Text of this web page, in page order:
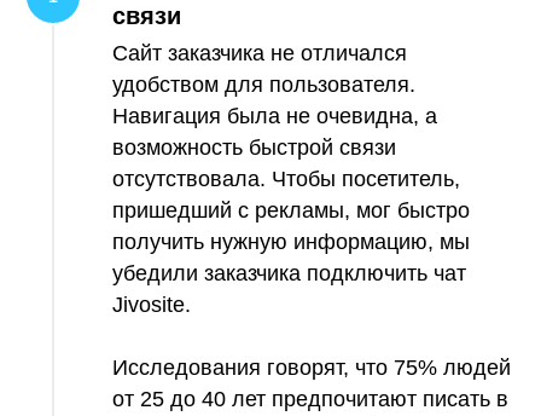
связи
Сайт заказчика не отличался
удобством для пользователя.
Навигация была не очевидна, а
возможность быстрой связи
отсутствовала. Чтобы посетитель,
пришедший с рекламы, мог быстро
получить нужную информацию, мы
убедили заказчика подключить чат
Jivosite.
Исследования говорят, что 75% людей
от 25 до 40 лет предпочитают писать в